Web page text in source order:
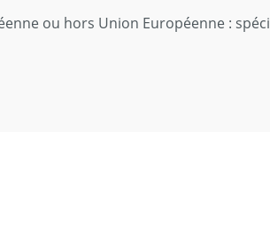
ou hors Union Européenne :